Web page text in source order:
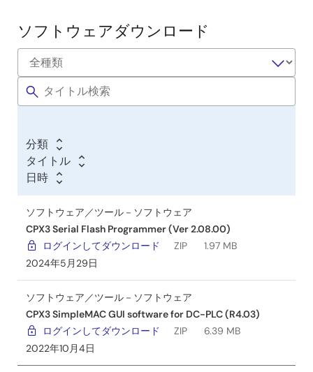
発
ソ
フ
ト
ウ
ア
／
ツ
ー
ル
ソフトウェアダウンロード
分類
タイトル
日時
ソフトウェア／ツール－ソフトウェア
CPX3 Serial Flash Programmer (Ver 2.08.00)
ログインしてダウンロード
ZIP
1.97 MB
2024年5月29日
ソフトウェア／ツール－ソフトウェア
CPX3 SimpleMAC GUI software for DC-PLC (R4.03)
ログインしてダウンロード
ZIP
6.39 MB
2022年10月4日